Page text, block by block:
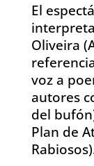
El
Oliveira
voz a
autores
del
Plan de